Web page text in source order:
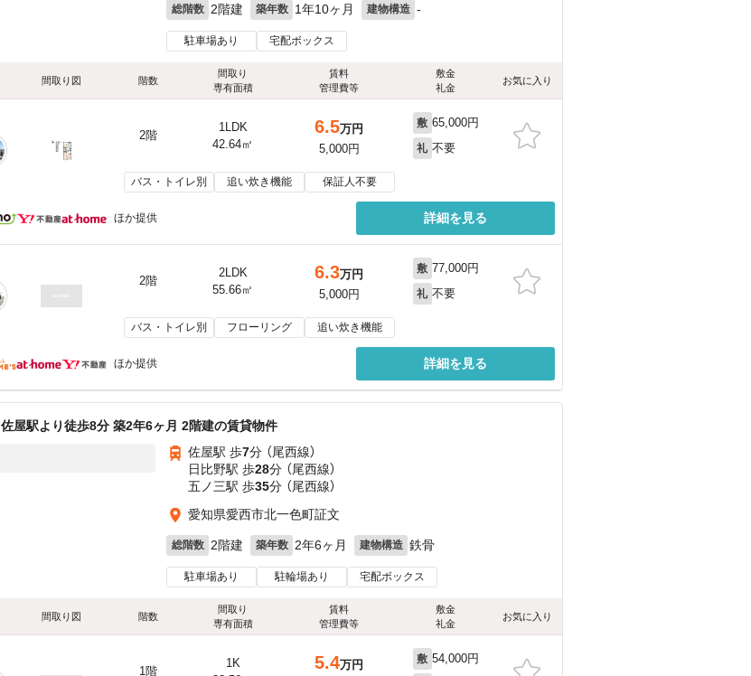
総階数 2階建 築年数 1年10ヶ月 建物構造 -
駐車場あり 宅配ボックス
間取り図 階数
間取り
専有面積
賃料
管理費等
敷金
礼金
お気に入り
2階
1LDK
42.64㎡
6.5万円
5,000円
敷 65,000円
礼 不要
バス・トイレ別 追い炊き機能 保証人不要
ほか提供 詳細を見る
2階
2LDK
55.66㎡
6.3万円
5,000円
敷 77,000円
礼 不要
バス・トイレ別 フローリング 追い炊き機能
ほか提供 詳細を見る
佐屋駅より徒歩8分 築2年6ヶ月 2階建の賃貸物件
佐屋駅 歩7分 （尾西線）
日比野駅 歩28分 （尾西線）
五ノ三駅 歩35分 （尾西線）
愛知県愛西市北一色町証文
総階数 2階建 築年数 2年6ヶ月 建物構造 鉄骨
駐車場あり 駐輪場あり 宅配ボックス
間取り図 階数
間取り
専有面積
賃料
管理費等
敷金
礼金
お気に入り
1階
1K
5.4万円
敷 54,000円